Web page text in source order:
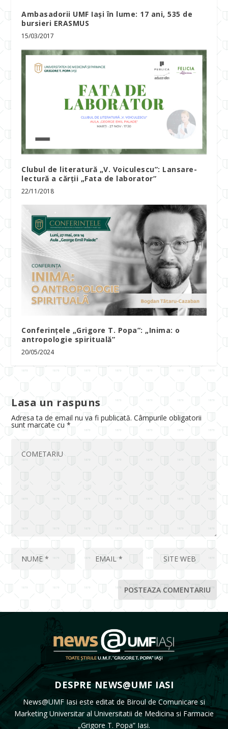
Ambasadorii UMF Iași în lume: 17 ani, 535 de
bursieri ERASMUS
15/03/2017
Clubul de literatură „V. Voiculescu”: Lansare-
lectură a cărții „Fata de laborator”
22/11/2018
Conferințele „Grigore T. Popa”: „Inima: o
antropologie spirituală”
20/05/2024
Lasa un raspuns
Adresa ta de email nu va fi publicată. Câmpurile obligatorii
sunt marcate cu*
DESPRE NEWS@UMF IASI
News@UMF Iasi este editat de Biroul de Comunicare si
Marketing Universitar al Universitatii de Medicina si Farmacie
„Grigore T. Popa” Iasi.